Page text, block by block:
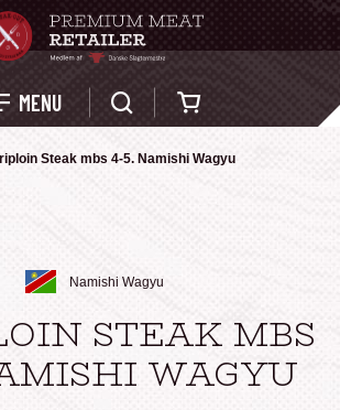
MENU
Steak mbs 4-5. Namishi Wagyu
Steak mbs 4-5. Namishi Wagyu
Namishi Wagyu
STEAK MBS
WAGYU